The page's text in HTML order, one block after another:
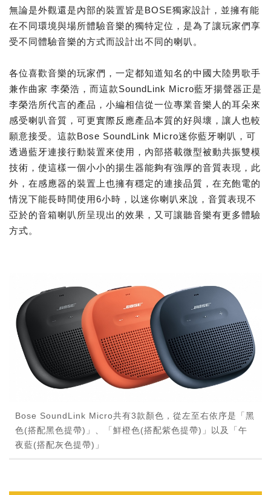
無論是外觀還是內部的裝置皆是BOSE獨家設計，並擁有能
在不同環境與場所體驗音樂的獨特定位，是為了讓玩家們享
受不同體驗音樂的方式而設計出不同的喇叭。
各位喜歡音樂的玩家們，一定都知道知名的中國大陸男歌手
兼作曲家 李榮浩，而這款SoundLink Micro藍牙揚聲器正是
李榮浩所代言的產品，小編相信從一位專業音樂人的耳朵來
感受喇叭音質，可更實際反應產品本質的好與壞，讓人也較
願意接受。這款Bose SoundLink Micro迷你藍牙喇叭，可
透過藍牙連接行動裝置來使用，內部搭載微型被動共振雙模
技術，使這樣一個小小的揚生器能夠有強厚的音質表現，此
外，在感應器的裝置上也擁有穩定的連接品質，在充飽電的
情況下能長時間使用6小時，以迷你喇叭來說，音質表現不
亞於的音箱喇叭所呈現出的效果，又可讓聽音樂有更多體驗
方式。
Bose SoundLink Micro共有3款顏色，從左至右依序是「黑
色(搭配黑色提帶)」、「鮮橙色(搭配紫色提帶)」以及「午
夜藍(搭配灰色提帶)」